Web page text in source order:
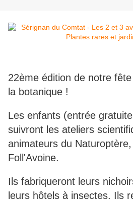
22ème édition de notre
la botanique !
Les enfants (entrée
suivront les ateliers
animateurs du
Foll'Avoine.
Ils fabriqueront leurs
leurs hôtels à insectes. Ils